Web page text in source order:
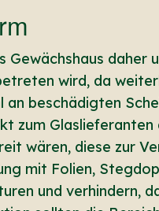
daher
wird, da
beschädigten
zum Glaslieferanten
wären, diese zur
mit Folien,
und verhindern,